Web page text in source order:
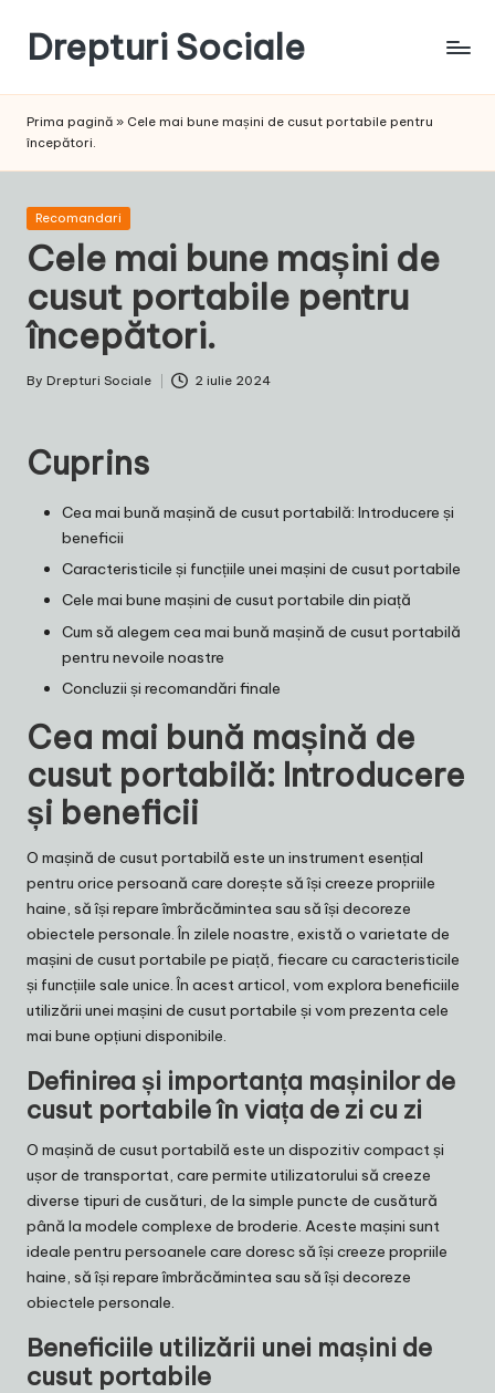
content
Drepturi Sociale
Sociale:
Schimbarea
Noastră!
Prima pagină » Cele mai bune mașini de cusut portabile pentru
începători.
Posted
Recomandari
Cele mai bune mașini de
cusut portabile pentru
începători.
Posted
By Drepturi Sociale 2 iulie 2024
Cuprins
Cea mai bună mașină de cusut portabilă: Introducere și
beneficii
Caracteristicile și funcțiile unei mașini de cusut portabile
Cele mai bune mașini de cusut portabile din piață
Cum să alegem cea mai bună mașină de cusut portabilă
pentru nevoile noastre
Concluzii și recomandări finale
Cea mai bună mașină de
cusut portabilă: Introducere
și beneficii
O mașină de cusut portabilă este un instrument esențial
pentru orice persoană care dorește să își creeze propriile
haine, să își repare îmbrăcămintea sau să își decoreze
obiectele personale. În zilele noastre, există o varietate de
mașini de cusut portabile pe piață, fiecare cu caracteristicile
și funcțiile sale unice. În acest articol, vom explora beneficiile
utilizării unei mașini de cusut portabile și vom prezenta cele
mai bune opțiuni disponibile.
Definirea și importanța mașinilor de
cusut portabile în viața de zi cu zi
O mașină de cusut portabilă este un dispozitiv compact și
ușor de transportat, care permite utilizatorului să creeze
diverse tipuri de cusături, de la simple puncte de cusătură
până la modele complexe de broderie. Aceste mașini sunt
ideale pentru persoanele care doresc să își creeze propriile
haine, să își repare îmbrăcămintea sau să își decoreze
obiectele personale.
Beneficiile utilizării unei mașini de
cusut portabile